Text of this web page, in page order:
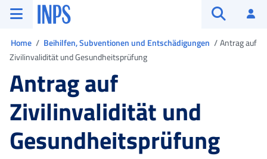
Zum Hauptmenü
Zum Hauptinhalt springen
Zu der Fußzeile
INPS ()
Home Beihilfen, Subventionen und Entschädigungen
Antrag auf
Zivilinvalidität und Gesundheitsprüfung
Antrag auf
Zivilinvalidität und
Gesundheitsprüfung